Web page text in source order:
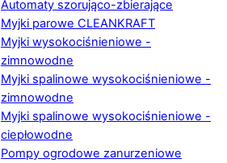
Automaty szorująco-zbierające
Myjki parowe CLEANKRAFT
Myjki wysokociśnieniowe -
zimnowodne
Myjki spalinowe wysokociśnieniowe -
zimnowodne
Myjki spalinowe wysokociśnieniowe -
ciepłowodne
Pompy ogrodowe zanurzeniowe